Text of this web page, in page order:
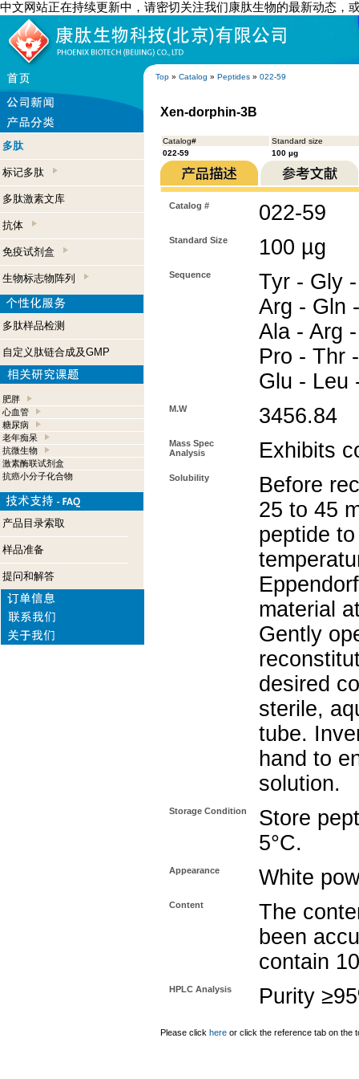
中文网站正在持续更新中，请密切关注我们康肽生物的最新动态，
Top » Catalog » Peptides » 022-59
多肽
标记多肽
多肽激素文库
抗体
免疫试剂盒
生物标志物阵列
多肽样品检测
自定义肽链合成及GMP
肥胖
心血管
糖尿病
老年痴呆
抗微生物
激素酶联试剂盒
抗癌小分子化合物
产品目录索取
样品准备
提问和解答
Xen-dorphin-3B
Catalog#
Standard size
022-59
100 µg
Catalog # 022-59
Standard Size 100 µg
Sequence
Tyr - Gly
Arg - Gln
Ala - Arg
Pro - Thr
Glu - Leu
M.W 3456.84
Mass Spec
Analysis
Exhibits
Solubility
Before
25 to 45
peptide
material
Gently
desired
sterile,
tube.
hand to
solution.
Storage Condition
Store
5°C.
Appearance White
Content
The
been
contain
HPLC Analysis Purity
Please click here or click the reference tab on the